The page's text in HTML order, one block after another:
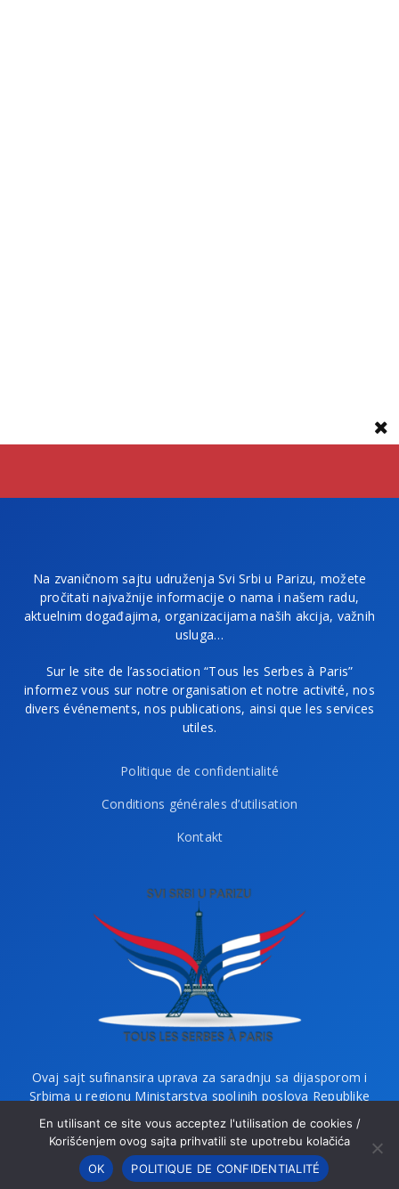
Na zvaničnom sajtu udruženja Svi Srbi u Parizu, možete
pročitati najvažnije informacije o nama i našem radu,
aktuelnim događajima, organizacijama naših akcija, važnih
usluga…
Sur le site de l’association “Tous les Serbes à Paris”
informez vous sur notre organisation et notre activité, nos
divers événements, nos publications, ainsi que les services
utiles.
Politique de confidentialité
Conditions générales d’utilisation
Kontakt
Ovaj sajt sufinansira uprava za saradnju sa dijasporom i
Srbima u regionu Ministarstva spoljnih poslova Republike
Srbije i Ministarstvo bez portfelja zaduženo za dijasporu.
En utilisant ce site vous acceptez l'utilisation de cookies /
Korišćenjem ovog sajta prihvatili ste upotrebu kolačića
OK
POLITIQUE DE CONFIDENTIALITÉ